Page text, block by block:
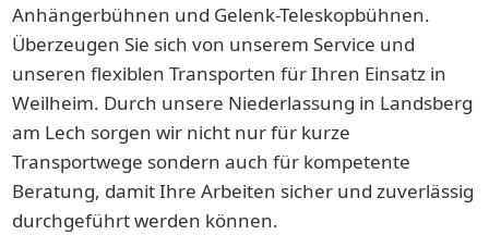
Anhängerbühnen und Gelenk-Teleskopbühnen.
Überzeugen Sie sich von unserem Service und
unseren flexiblen Transporten für Ihren Einsatz in
Weilheim. Durch unsere Niederlassung in Landsberg
am Lech sorgen wir nicht nur für kurze
Transportwege sondern auch für kompetente
Beratung, damit Ihre Arbeiten sicher und zuverlässig
durchgeführt werden können.